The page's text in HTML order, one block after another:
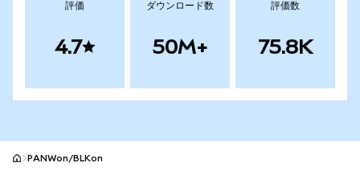
評価
4.7
ダウンロード数
50M+
評価数
75.8K
PANWon/BLKon